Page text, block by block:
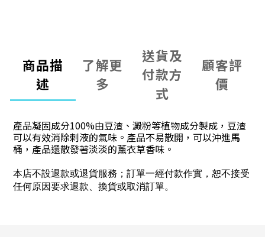
商品描
述
了解更
多
送貨及
付款方
式
顧客評
價
產品凝固成分100%由豆渣、澱粉等植物成分製成，豆渣
可以有效消除剌液的氣味。產品不易散開，可以沖進馬
桶，產品還散發著淡淡的薰衣草香味。
本店不設退款或退貨服務；訂單一經付款作實，恕不接受
任何原因要求退款、換貨或取消訂單。